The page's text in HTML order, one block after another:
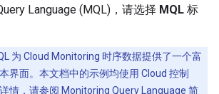
Language (MQL)，请选择 MQL 标
为 Cloud Monitoring 时序数据提供了一个富
界面。本文档中的示例均使用 Cloud 控制
情，请参阅 Monitoring Query Language 简